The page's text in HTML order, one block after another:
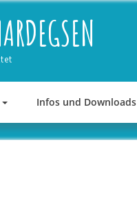
Infos und Downloads